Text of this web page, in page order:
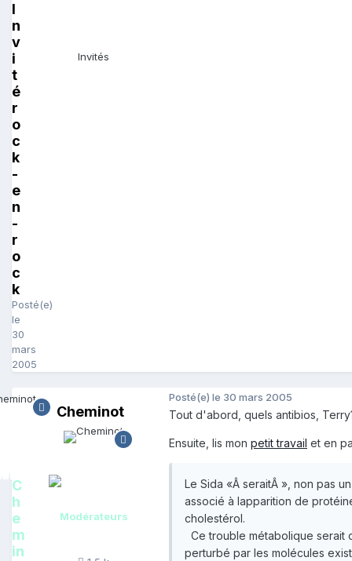
I
n
v
i
t
é
r
o
c
k
-
e
n
-
r
o
c
k
Posté(e)
le
30
mars
2005
Invités
C
h
e
m
in
Cheminot
Modérateurs
Posté(e) le 30 mars 2005
Tout d'abord, quels antibios,
Ensuite, lis mon petit travail et en
Le Sida «Â seraitÂ », non pas
associé à lapparition de
cholestérol.
Ce trouble métabolique serait
perturbé par les molécules